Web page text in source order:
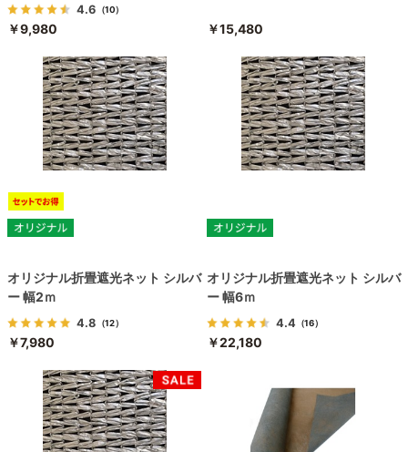
4.6 （10）
￥9,980 ￥15,480
オリジナル折畳遮光ネット シルバ
ー 幅2ｍ
4.8 （12）
￥7,980
オリジナル折畳遮光ネット シルバ
ー 幅6ｍ
4.4 （16）
￥22,180